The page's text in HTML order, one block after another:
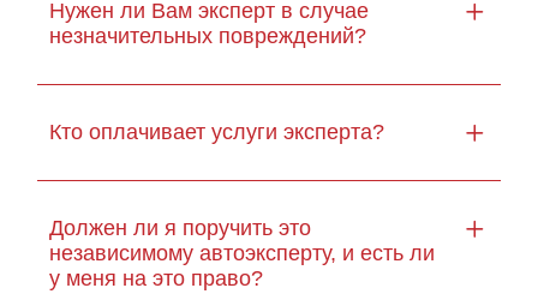
Нужен ли Вам эксперт в случае
незначительных повреждений?
Кто оплачивает услуги эксперта?
Должен ли я поручить это
независимому автоэксперту, и есть ли
у меня на это право?